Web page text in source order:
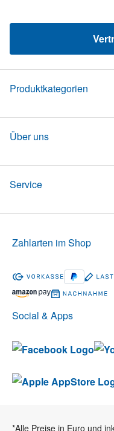
Produktkategorien
Über uns
Service
Social & Apps
Zahlarten im Shop
*Alle Preise in Euro und